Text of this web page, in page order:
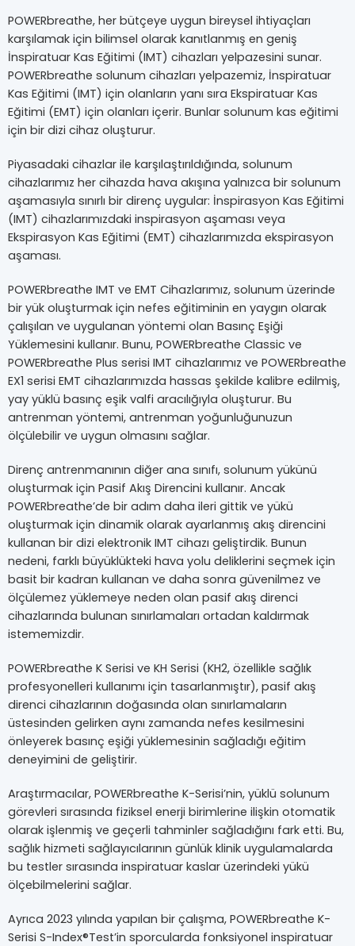
POWERbreathe, her bütçeye uygun bireysel ihtiyaçları
karşılamak için bilimsel olarak kanıtlanmış en geniş
İnspiratuar Kas Eğitimi (IMT) cihazları yelpazesini sunar.
POWERbreathe solunum cihazları yelpazemiz, İnspiratuar
Kas Eğitimi (IMT) için olanların yanı sıra Ekspiratuar Kas
Eğitimi (EMT) için olanları içerir. Bunlar solunum kas eğitimi
için bir dizi cihaz oluşturur.
Piyasadaki cihazlar ile karşılaştırıldığında, solunum
cihazlarımız her cihazda hava akışına yalnızca bir solunum
aşamasıyla sınırlı bir direnç uygular: İnspirasyon Kas Eğitimi
(IMT) cihazlarımızdaki inspirasyon aşaması veya
Ekspirasyon Kas Eğitimi (EMT) cihazlarımızda ekspirasyon
aşaması.
POWERbreathe IMT ve EMT Cihazlarımız, solunum üzerinde
bir yük oluşturmak için nefes eğitiminin en yaygın olarak
çalışılan ve uygulanan yöntemi olan Basınç Eşiği
Yüklemesini kullanır. Bunu, POWERbreathe Classic ve
POWERbreathe Plus serisi IMT cihazlarımız ve POWERbreathe
EX1 serisi EMT cihazlarımızda hassas şekilde kalibre edilmiş,
yay yüklü basınç eşik valfi aracılığıyla oluşturur. Bu
antrenman yöntemi, antrenman yoğunluğunuzun
ölçülebilir ve uygun olmasını sağlar.
Direnç antrenmanının diğer ana sınıfı, solunum yükünü
oluşturmak için Pasif Akış Direncini kullanır. Ancak
POWERbreathe’de bir adım daha ileri gittik ve yükü
oluşturmak için dinamik olarak ayarlanmış akış direncini
kullanan bir dizi elektronik IMT cihazı geliştirdik. Bunun
nedeni, farklı büyüklükteki hava yolu deliklerini seçmek için
basit bir kadran kullanan ve daha sonra güvenilmez ve
ölçülemez yüklemeye neden olan pasif akış direnci
cihazlarında bulunan sınırlamaları ortadan kaldırmak
istememizdir.
POWERbreathe K Serisi ve KH Serisi (KH2, özellikle sağlık
profesyonelleri kullanımı için tasarlanmıştır), pasif akış
direnci cihazlarının doğasında olan sınırlamaların
üstesinden gelirken aynı zamanda nefes kesilmesini
önleyerek basınç eşiği yüklemesinin sağladığı eğitim
deneyimini de geliştirir.
Araştırmacılar, POWERbreathe K-Serisi’nin, yüklü solunum
görevleri sırasında fiziksel enerji birimlerine ilişkin otomatik
olarak işlenmiş ve geçerli tahminler sağladığını fark etti. Bu,
sağlık hizmeti sağlayıcılarının günlük klinik uygulamalarda
bu testler sırasında inspiratuar kaslar üzerindeki yükü
ölçebilmelerini sağlar.
Ayrıca 2023 yılında yapılan bir çalışma, POWERbreathe K-
Serisi S-Index®Test’in sporcularda fonksiyonel inspiratuar